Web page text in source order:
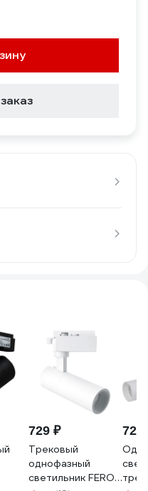
729 ₽
Трековый
однофазный
светильник FERON
720